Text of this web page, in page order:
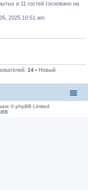
и 11 гостей (основано на
2025 10:51 am
14 • Новый
© phpBB Limited